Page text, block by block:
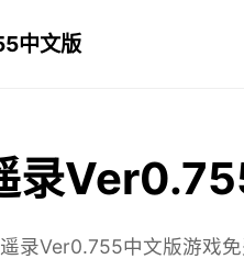
中文版
录
录Ver0.755中文版游戏